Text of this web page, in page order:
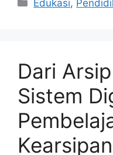
Edukasi,
Dari
Sistem